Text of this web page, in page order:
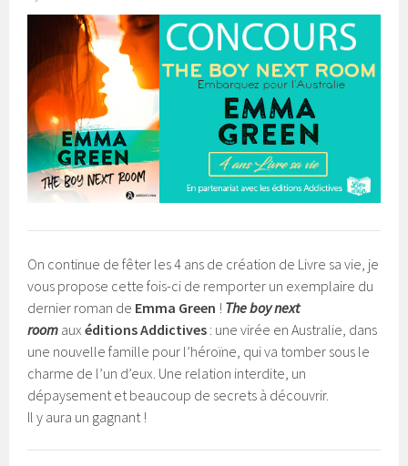
On continue de fêter les 4 ans de création de Livre sa vie, je
vous propose cette fois-ci de remporter un exemplaire du
dernier roman de Emma Green ! The boy next
room auxéditions Addictives : une virée en Australie, dans
une nouvelle famille pour l’héroïne, qui va tomber sous le
charme de l’un d’eux. Une relation interdite, un
dépaysement et beaucoup de secrets à découvrir.
Il y aura un gagnant !